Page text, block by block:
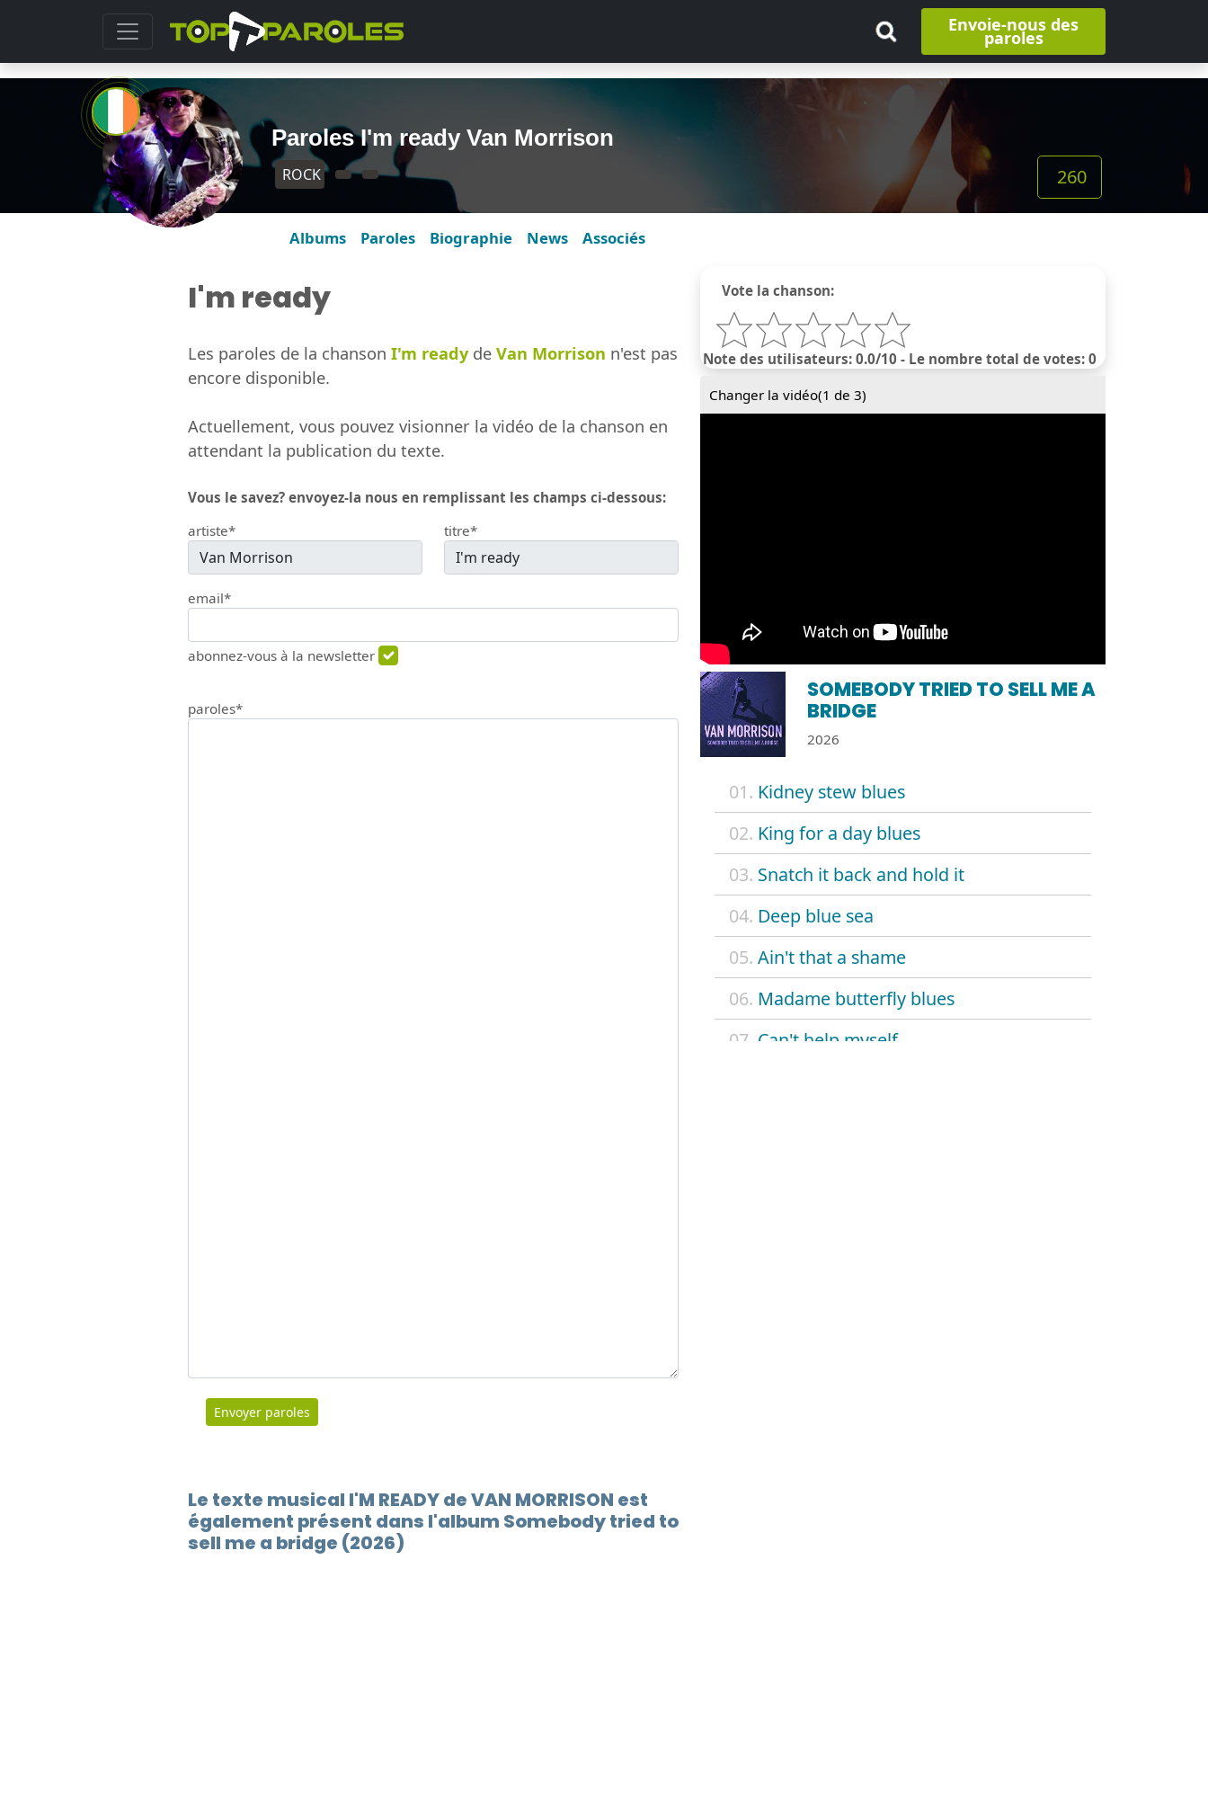
Envoie-nous des
paroles
Paroles I'm ready Van Morrison
ROCK 260
Albums Paroles Biographie News Associés
Vote la chanson:
Note des utilisateurs: 0.0/10 - Le nombre total de votes: 0
Changer la vidéo(1 de 3)
SOMEBODY TRIED TO SELL ME A
BRIDGE
2026
01. Kidney stew blues
02. King for a day blues
03. Snatch it back and hold it
04. Deep blue sea
05. Ain't that a shame
06. Madame butterfly blues
07. Can't help myself
I'm ready
Les paroles de la chanson I'm readyde Van Morrison n'est pas
encore disponible.
Actuellement, vous pouvez visionner la vidéo de la chanson en
attendant la publication du texte.
Vous le savez? envoyez-la nous en remplissant les champs ci-dessous:
artiste*
titre*
email*
abonnez-vous à la newsletter
paroles*
Envoyer paroles
Le texte musical I'M READY de VAN MORRISON est
également présent dans l'album Somebody tried to
sell me a bridge (2026)